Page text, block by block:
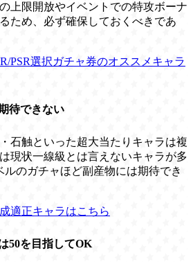
上限開放やイベントでの特攻ボーナ
ため、必ず確保しておくべきであ
PSR選択ガチャ券のオススメキャラ
待できない
石触といった超大当たりキャラは複
現状一線級とは言えないキャラが多
ルのガチャほど副産物には期待でき
適正キャラはこちら
50を目指してOK